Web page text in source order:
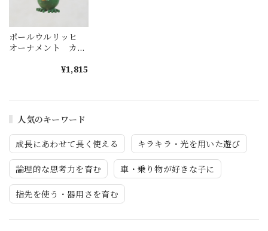
人気のキーワード
成長にあわせて長く使える キラキラ・光を用いた遊び
論理的な思考力を育む 車・乗り物が好きな子に
指先を使う・器用さを育む
ポールウルリッヒ
オーナメント カエ
¥1,815